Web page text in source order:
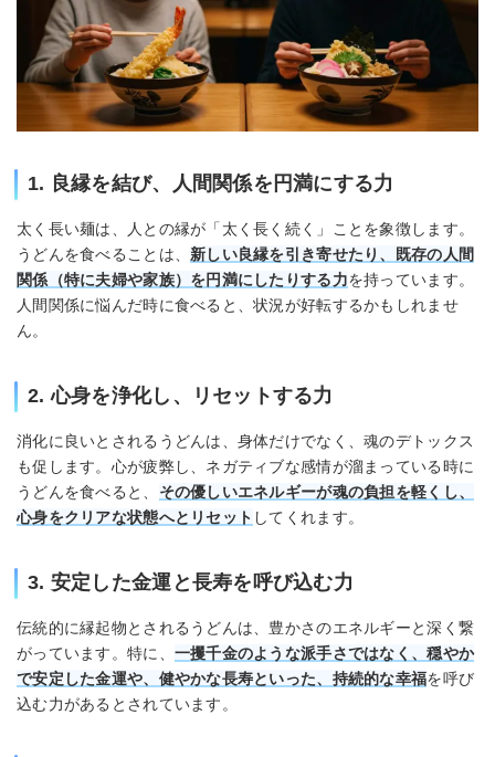
1. 良縁を結び、人間関係を円満にする力
太く長い麺は、人との縁が「太く長く続く」ことを象徴します。
うどんを食べることは、 新しい良縁を引き寄せたり、既存の人間
関係（特に夫婦や家族）を円満にしたりする力を持っています。
人間関係に悩んだ時に食べると、状況が好転するかもしれませ
ん。
2. 心身を浄化し、リセットする力
消化に良いとされるうどんは、身体だけでなく、魂のデトックス
も促します。心が疲弊し、ネガティブな感情が溜まっている時に
うどんを食べると、 その優しいエネルギーが魂の負担を軽くし、
心身をクリアな状態へとリセット してくれます。
3. 安定した金運と長寿を呼び込む力
伝統的に縁起物とされるうどんは、豊かさのエネルギーと深く繋
がっています。特に、 一攫千金のような派手さではなく、穏やか
で安定した金運や、健やかな長寿といった、持続的な幸福を呼び
込む力があるとされています。